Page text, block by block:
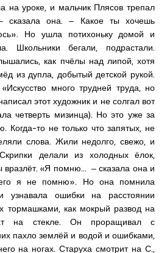
на уроке, и мальчик Плясов трепал
сказала она. ‒ Какое ты хочешь
Но ушла потихоньку домой и
Школьники бегали, подрастали.
как пчёлы над липой, хотя
из дупла, добытый детской рукой.
много трудней труда, но
этот художник и не солгал вот
четверть мизинца). Но это уже за
Когда-то не только что запятых, не
слова. Жили недолго, свежо, и
делали из холодных ёлок,
вразлёт. «Я помню… ‒ сказала она и
я не помню». Но она помнила
узнавала ошибки на расстоянии
тормашками, как мокрый развод на
на стекле. Он проращивал с
пахло землёй и водой и ошибками,
на ногах. Старуха смотрит на С.,